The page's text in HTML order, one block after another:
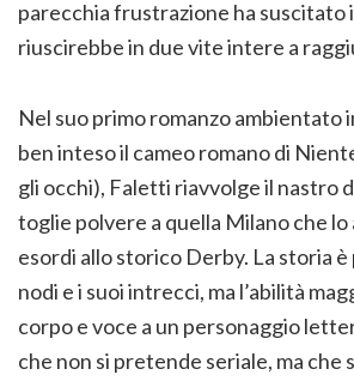
parecchia frustrazione ha suscitato
riuscirebbe in due vite intere a
Nel suo primo romanzo ambientato
ben inteso il cameo romano di
gli occhi), Faletti riavvolge il nastro
toglie polvere a quella Milano che lo
esordi allo storico Derby. La storia
nodi e i suoi intrecci, ma l’abilità
corpo e voce a un personaggio
che non si pretende seriale, ma che